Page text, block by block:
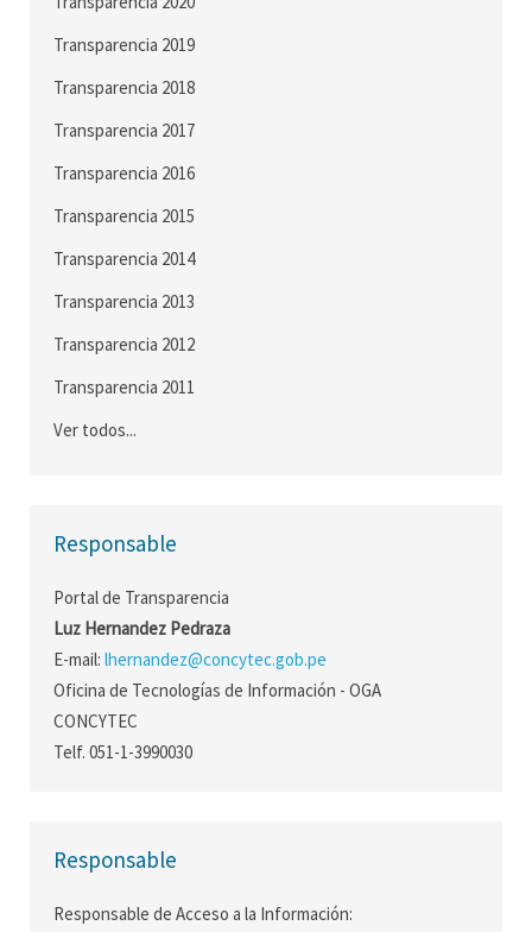
Transparencia 2019
Transparencia 2018
Transparencia 2017
Transparencia 2016
Transparencia 2015
Transparencia 2014
Transparencia 2013
Transparencia 2012
Transparencia 2011
Ver todos...
Responsable
Portal de Transparencia
Luz Hernandez Pedraza
E-mail: lhernandez@concytec.gob.pe
Oficina de Tecnologías de Información - OGA
CONCYTEC
Telf. 051-1-3990030
Responsable
Responsable de Acceso a la Información: